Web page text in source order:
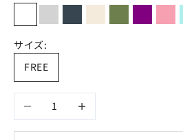
ホワイトライトグレー
チャコールグレー
生成 麹塵 パープル
ピ
サイズ:
FREE
数量を減らす 数量を増やす